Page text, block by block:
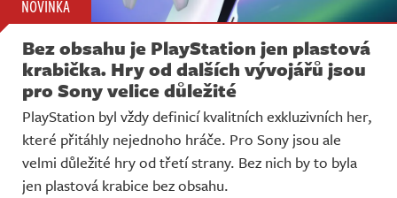
NOVINKA
Bez obsahu je PlayStation jen plastová
krabička. Hry od dalších vývojářů jsou
pro Sony velice důležité
PlayStation byl vždy definicí kvalitních exkluzivních her,
které přitáhly nejednoho hráče. Pro Sony jsou ale
velmi důležité hry od třetí strany. Bez nich by to byla
jen plastová krabice bez obsahu.